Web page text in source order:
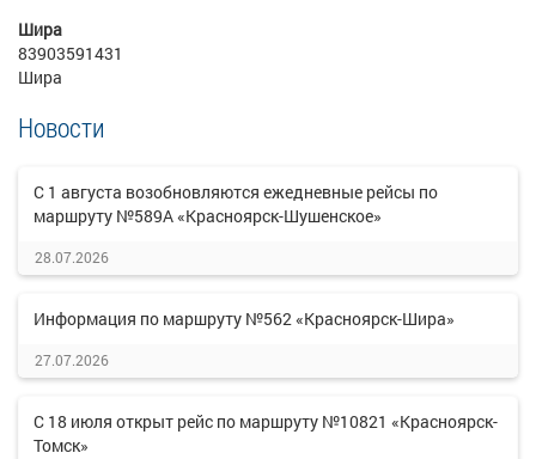
Шира
83903591431
Шира
Новости
С 1 августа возобновляются ежедневные рейсы по
маршруту №589А «Красноярск-Шушенское»
28.07.2026
Информация по маршруту №562 «Красноярск-Шира»
27.07.2026
С 18 июля открыт рейс по маршруту №10821 «Красноярск-
Томск»